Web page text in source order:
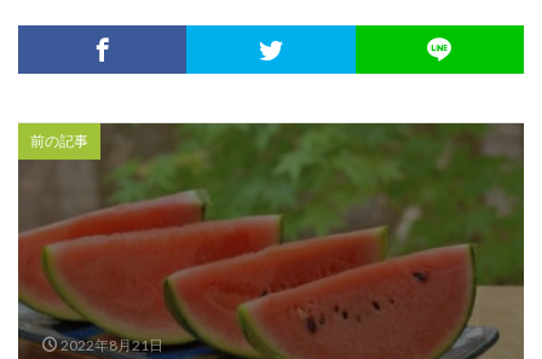
前の記事
2022年8月21日